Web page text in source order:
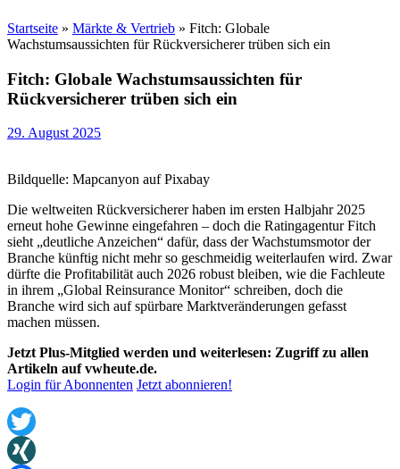
Startseite » Märkte & Vertrieb » Fitch: Globale
Wachstumsaussichten für Rückversicherer trüben sich ein
Fitch: Globale Wachstumsaussichten für
Rückversicherer trüben sich ein
29. August 2025
Bildquelle: Mapcanyon auf Pixabay
Die weltweiten Rückversicherer haben im ersten Halbjahr 2025
erneut hohe Gewinne eingefahren – doch die Ratingagentur Fitch
sieht „deutliche Anzeichen“ dafür, dass der Wachstumsmotor der
Branche künftig nicht mehr so geschmeidig weiterlaufen wird. Zwar
dürfte die Profitabilität auch 2026 robust bleiben, wie die Fachleute
in ihrem „Global Reinsurance Monitor“ schreiben, doch die
Branche wird sich auf spürbare Marktveränderungen gefasst
machen müssen.
Jetzt Plus-Mitglied werden und weiterlesen: Zugriff zu allen
Artikeln auf vwheute.de.
Login für Abonnenten Jetzt abonnieren!
Twitter